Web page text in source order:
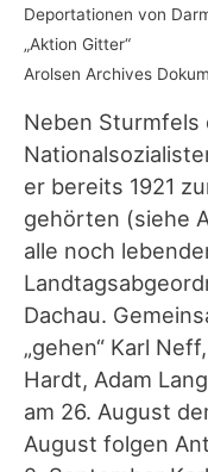
Deportationen von
„Aktion Gitter“
Arolsen Archives
Neben
er bereits 1921
gehörten (siehe
alle noch
Dachau.
„gehen“ Karl
Hardt, Adam
am 26. August
August folgen